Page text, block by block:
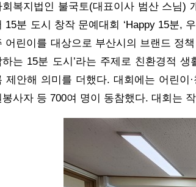
회복지법인 불국토(대표이사 범산 스님)
15분 도시 창작 문예대회 ‘Happy 15분,
어린이를 대상으로 부산시의 브랜드 정
하는 15분 도시’라는 주제로 친환경적
제안해 의미를 더했다. 대회에는 어린
봉사자 등 700여 명이 동참했다. 대회는